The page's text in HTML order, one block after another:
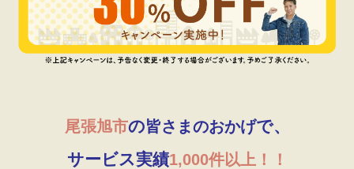
尾張旭市の皆さまのおかげで、
サービス実績1,000件以上！！